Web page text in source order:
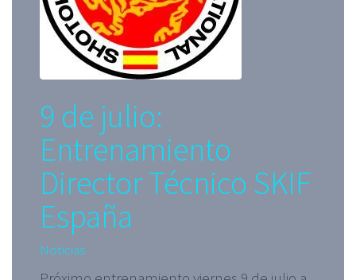
9 de julio:
Entrenamiento
Director Técnico SKIF
España
Noticias